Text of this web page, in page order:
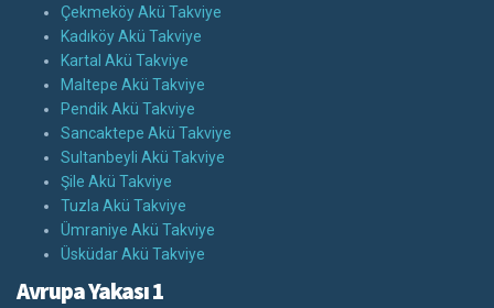
Çekmeköy Akü Takviye
Kadıköy Akü Takviye
Kartal Akü Takviye
Maltepe Akü Takviye
Pendik Akü Takviye
Sancaktepe Akü Takviye
Sultanbeyli Akü Takviye
Şile Akü Takviye
Tuzla Akü Takviye
Ümraniye Akü Takviye
Üsküdar Akü Takviye
Avrupa Yakası 1